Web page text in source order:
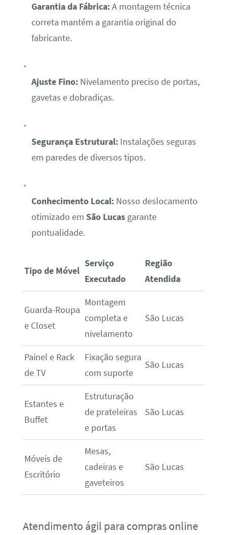
Garantia da Fábrica:A montagem técnica
correta mantém a garantia original do
fabricante.
Ajuste Fino:Nivelamento preciso de portas,
gavetas e dobradiças.
Segurança Estrutural:Instalações seguras
em paredes de diversos tipos.
Conhecimento Local:Nosso deslocamento
otimizado em São Lucasgarante
pontualidade.
Tipo de Móvel
Serviço
Executado
Região
Atendida
Guarda-Roupa
e Closet
Montagem
completa e
nivelamento
São Lucas
Painel e Rack
de TV
Fixação segura
com suporte
São Lucas
Estantes e
Buffet
Estruturação
de prateleiras
e portas
São Lucas
Móveis de
Escritório
Mesas,
cadeiras e
gaveteiros
São Lucas
Atendimento ágil para compras online